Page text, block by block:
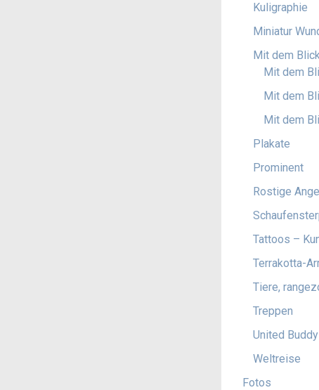
Kuligraphie
Miniatur
Mit dem
Mit dem
Mit dem
Mit dem
Plakate
Prominent
Rostige
Tattoos –
Terrakotta-
Tiere,
Treppen
United
Weltreise
Fotos